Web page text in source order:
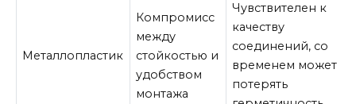
Металлопластик
Компромисс
между
стойкостью и
удобством
монтажа
Чувствителен к
качеству
соединений, со
временем может
потерять